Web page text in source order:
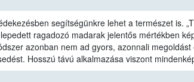
segítségünkre lehet a természet is.
ragadozó madarak jelentős mértékben
azonban nem ad gyors, azonnali
Hosszú távú alkalmazása viszont